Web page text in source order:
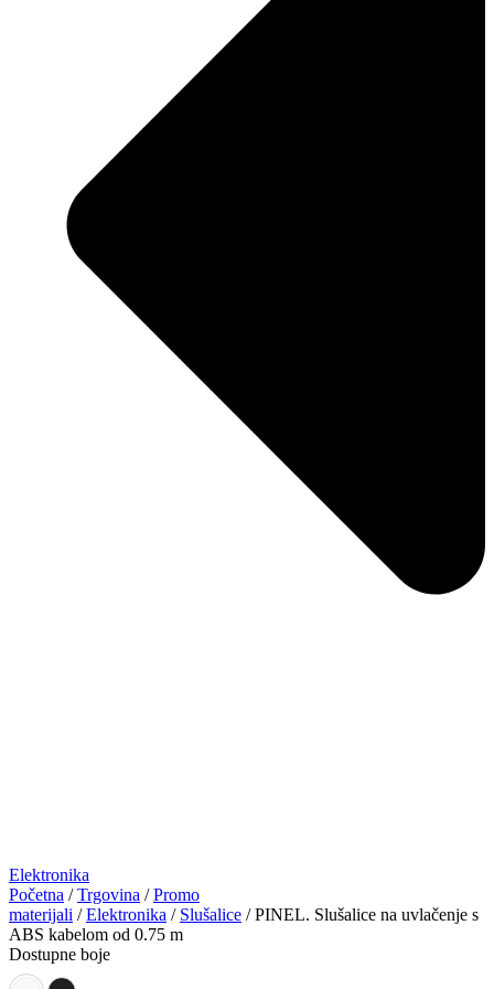
Elektronika
Početna /Trgovina /Promo
materijali /Elektronika / Slušalice / PINEL. Slušalice na uvlačenje s
ABS kabelom od 0.75 m
Dostupne boje